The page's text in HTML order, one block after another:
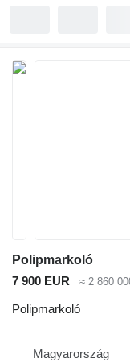
Polipmarkoló
7 900 EUR
≈ 2 860
Polipmarkoló
Magyarország